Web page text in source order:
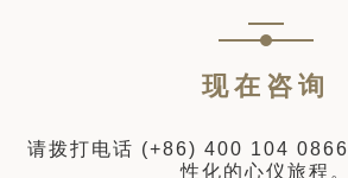
现在咨询
请拨打电话 (+86) 400 104 0866
性化的心仪旅程。